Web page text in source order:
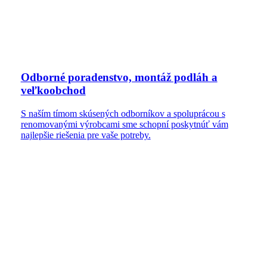
Odborné poradenstvo, montáž podláh a
veľkoobchod
S naším tímom skúsených odborníkov a spoluprácou s
renomovanými výrobcami sme schopní poskytnúť vám
najlepšie riešenia pre vaše potreby.